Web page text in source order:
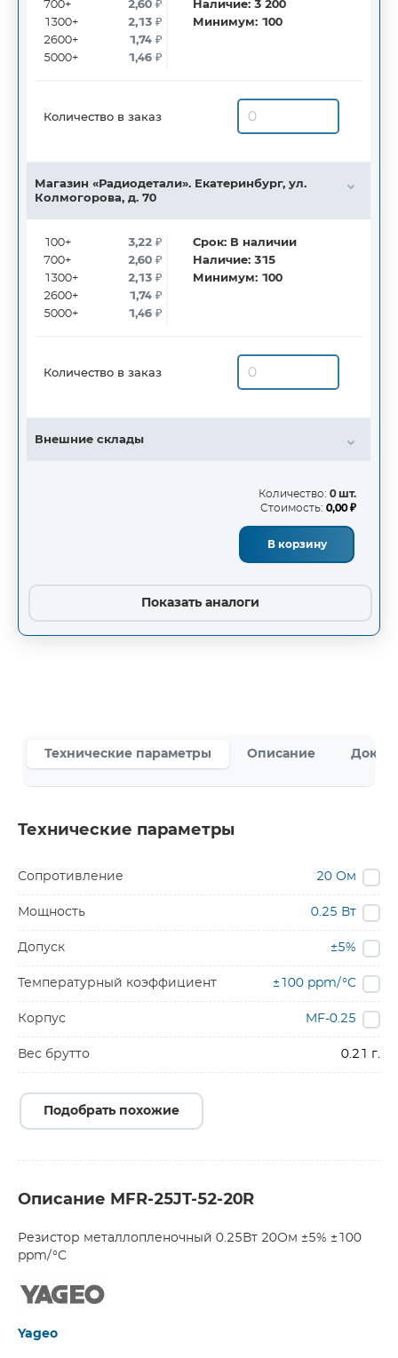
700+
1300+
2600+
5000+
2,60₽
2,13₽
1,74₽
1,46₽
Наличие:3 200
Минимум: 100
Количество в заказ
Магазин «Радиодетали». Екатеринбург, ул.
Колмогорова, д. 70
100+
700+
1300+
2600+
5000+
3,22₽
2,60₽
2,13₽
1,74₽
1,46₽
Срок: В наличии
Наличие:315
Минимум: 100
Количество в заказ
Внешние склады
Количество: 0 шт.
Стоимость: 0,00 ₽
В корзину
Показать аналоги
Технические параметры Описание
Технические параметры
Сопротивление 20 Ом
Мощность 0.25 Вт
Допуск ±5%
Температурный коэффициент ±100 ppm/°C
Корпус MF-0.25
Вес брутто 0.21 г.
Подобрать похожие
Описание MFR-25JT-52-20R
Резистор металлопленочный 0.25Вт 20Ом ±5% ±100
ppm/°C
Yageo